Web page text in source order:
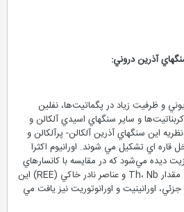
آذرين دروني:
و ظرفيت زياد در پگماتيت‌ها، نفلين
و ساير سنگهاي اسيدي آلکالن و
اين سنگهاي آذرين آلکالن- پرآلکالن و
اي تشکيل مي شوند. اورانيوم اکثرا
ديده مي‌شود که در مقايسه با کانسارهاي
ديگر، مشکل متالوژيکي دارند، مقدار Th، Nb و عناصر نادر خاکي (REE) اين
اورانينيت و اورانوتوريت نيز يافت مي